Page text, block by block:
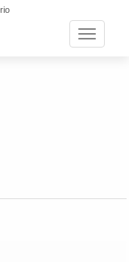
Toggle